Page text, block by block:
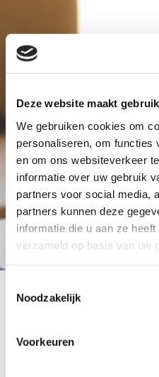
Deze website maakt
We gebruiken cookies om
personaliseren, om functies
en om ons websiteverkeer
informatie over uw gebruik
partners voor social media,
partners kunnen deze
informatie die u aan ze
verzameld op basis van uw
Noodzakelijk
VoorkeurenAdvies op